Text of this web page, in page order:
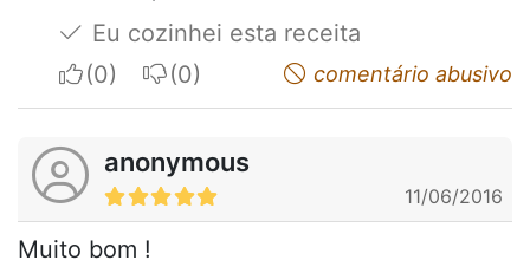
Eu cozinhei esta receita
I apreciateI do not appreciatecomentário abusivo
anonymous
11/06/2016
Muito bom !